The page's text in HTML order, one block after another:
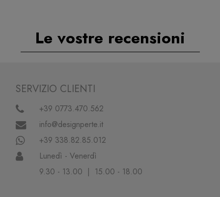
Le vostre recensioni
SERVIZIO CLIENTI
+39 0773.470.562
info@designperte.it
+39 338.82.85.012
Lunedì - Venerdì
9.30 - 13.00 | 15.00 - 18.00